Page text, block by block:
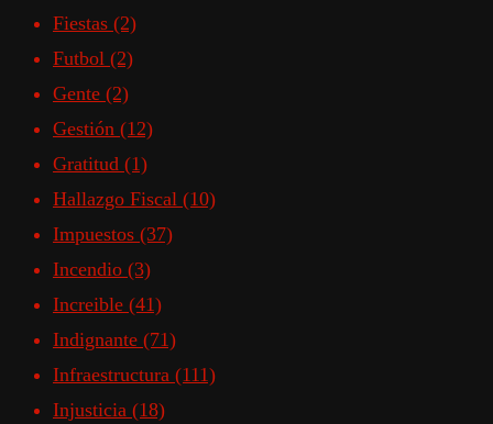
Fiestas (2)
Futbol (2)
Gente (2)
Gestión (12)
Gratitud (1)
Hallazgo Fiscal (10)
Impuestos (37)
Incendio (3)
Increible (41)
Indignante (71)
Infraestructura (111)
Injusticia (18)